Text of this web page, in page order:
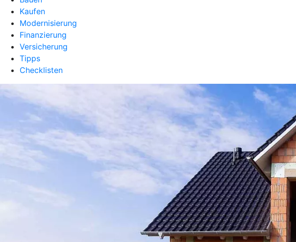
Kaufen
Modernisierung
Finanzierung
Versicherung
Tipps
Checklisten